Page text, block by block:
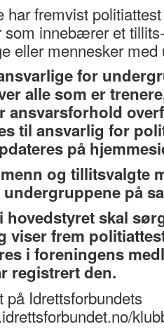
har fremvist
som innebærer et
eller mennesker
for
alle som er
ansvarsforhold
til ansvarlig for
på
og tillitsvalgte
på
hovedstyret skal
viser frem
i foreningens
registrert den.
på Idrettsforbundets